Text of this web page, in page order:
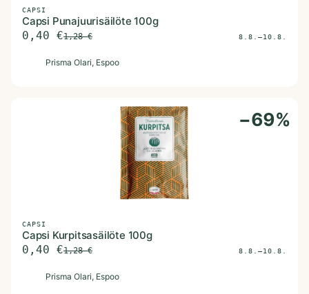
CAPSI
Capsi Punajuurisäilöte 100g
0,40 €1,28€ 8.8.–10.8.
Prisma Olari, Espoo
−69%
CAPSI
Capsi Kurpitsasäilöte 100g
0,40 €1,28€ 8.8.–10.8.
Prisma Olari, Espoo